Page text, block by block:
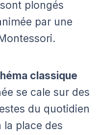
plongés
par une
classique
se cale sur des
du quotidien
la place des